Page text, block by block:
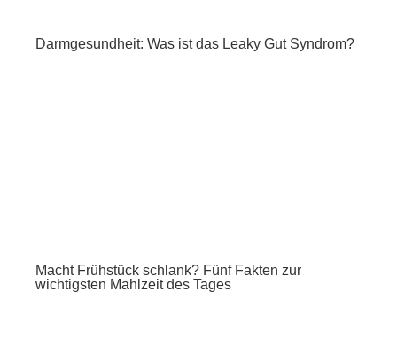
Darmgesundheit: Was ist das Leaky Gut Syndrom?
Macht Frühstück schlank? Fünf Fakten zur
wichtigsten Mahlzeit des Tages